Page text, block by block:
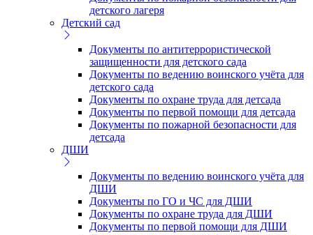
детского лагеря
Детский сад
Документы по антитеррористической
защищенности для детского сада
Документы по ведению воинского учёта для
детского сада
Документы по охране труда для детсада
Документы по первой помощи для детсада
Документы по пожарной безопасности для
детсада
ДШИ
Документы по ведению воинского учёта для
ДШИ
Документы по ГО и ЧС для ДШИ
Документы по охране труда для ДШИ
Документы по первой помощи для ДШИ